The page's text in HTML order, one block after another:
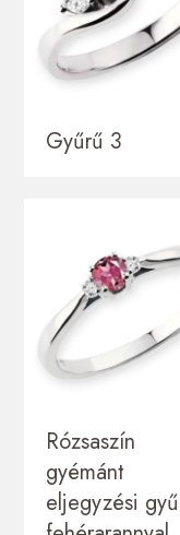
Gyűrű 3
Rózsaszín
gyémánt
eljegyzési